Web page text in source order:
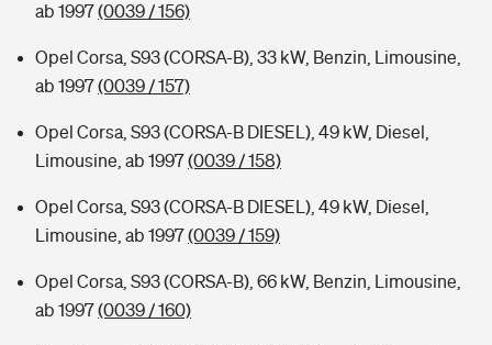
ab 1997(0039 / 156)
Opel Corsa, S93 (CORSA-B), 33 kW, Benzin, Limousine,
ab 1997(0039 / 157)
Opel Corsa, S93 (CORSA-B DIESEL), 49 kW, Diesel,
Limousine, ab 1997(0039 / 158)
Opel Corsa, S93 (CORSA-B DIESEL), 49 kW, Diesel,
Limousine, ab 1997(0039 / 159)
Opel Corsa, S93 (CORSA-B), 66 kW, Benzin, Limousine,
ab 1997(0039 / 160)